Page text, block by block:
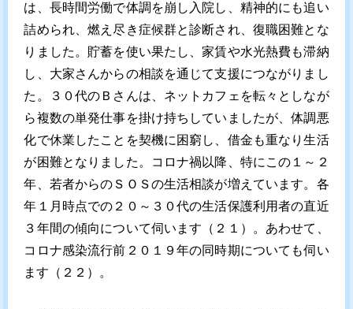
は、長時間労働で体調を崩し入院し、精神的にも追い
詰められ、燃え尽き症候群と診断され、復職困難とな
りました。貯蓄を使い果たし、家賃や水光熱費も滞納
し、大家さんからの相談を通じて支援につながりまし
た。３０代のＢさんは、ネットカフェを転々としなが
ら複数の単発仕事を掛け持ちしていましたが、体調悪
化で休業したことを契機に困窮し、借金も重なり生活
が困難となりました。コロナ禍以降、特にこの１～２
年、若者からのＳＯＳの生活相談が増えています。各
年１月時点での２０～３０代の生活保護利用者の直近
３年間の傾向について伺います（２１）。あわせて、
コロナ感染流行前２０１９年の同時期についても伺い
ます（２２）。